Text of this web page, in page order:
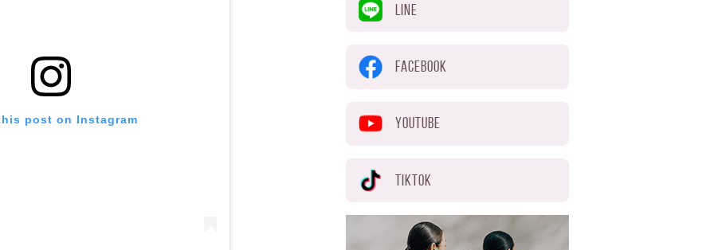
post on Instagram
LINE
FACEBOOK
YOUTUBE
TIKTOK